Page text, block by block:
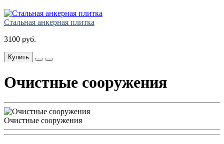
Стальная анкерная плитка
3100 руб.
Купить
Очистные сооружения
Очистные сооружения